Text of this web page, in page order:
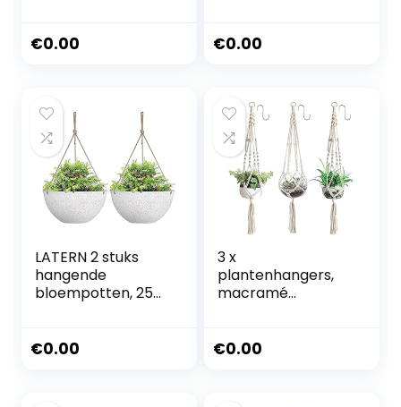
metalen
metalen
wandplantenbakk
en hangend
€0.00
plantenbak voor
cactus (zwart)
€0.00
LATERN 2 stuks
hangende
bloempotten, 25
hangende
€0.00
3 x
plantenhangers,
macramé
bloempot met
€0.00